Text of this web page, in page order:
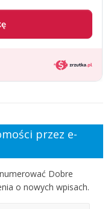
przez e-
Dobre
o nowych wpisach.